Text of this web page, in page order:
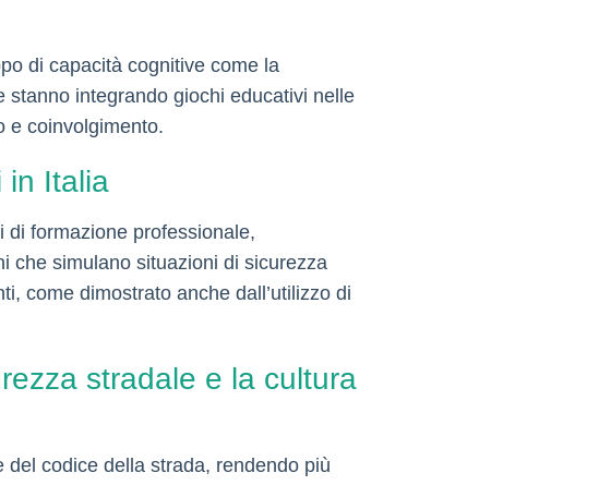
di capacità cognitive come la
stanno integrando giochi educativi nelle
e coinvolgimento.
in Italia
formazione professionale,
che simulano situazioni di sicurezza
come dimostrato anche dall’utilizzo di
stradale e la cultura
codice della strada, rendendo più